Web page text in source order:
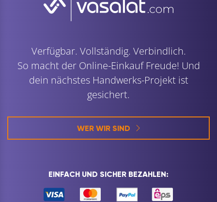
Verfügbar. Vollständig. Verbindlich.
So macht der Online-Einkauf Freude! Und
dein nächstes Handwerks-Projekt ist
gesichert.
WER WIR SIND
EINFACH UND SICHER BEZAHLEN: